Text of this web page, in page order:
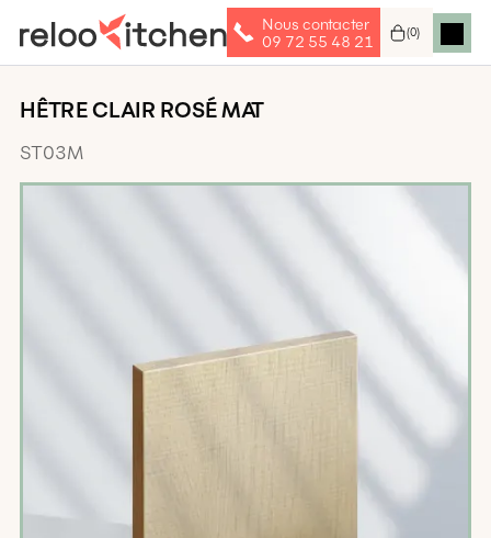
Nous contacter
09 72 55 48 21
(0)
HÊTRE CLAIR ROSÉ MAT
ST03M